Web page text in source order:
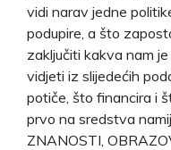
vidi narav jedne
podupire, a što
zaključiti kakva nam
vidjeti iz slijedećih
potiče, što financira i
prvo na sredstva
ZNANOSTI,